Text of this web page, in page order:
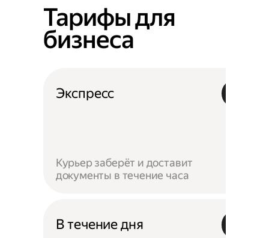
Тарифы для
бизнеса
Экспресс
Курьер заберёт и доставит
документы в течение часа
В течение дня